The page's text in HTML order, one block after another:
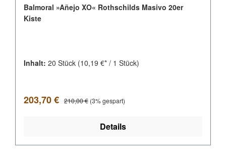
Balmoral »Añejo XO« Rothschilds Masivo 20er
Kiste
Inhalt: 20 Stück (10,19 €* / 1 Stück)
Verkaufspreis:
203,70 € Regulärer Preis:
210,00 € (3% gespart)
Details